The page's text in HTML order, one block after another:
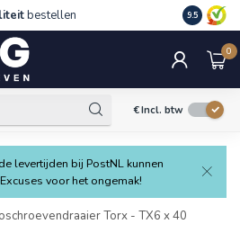
bestellen 9.5
0
€Incl. btw
levertijden bij PostNL kunnen
voor het ongemak!
Torx - TX6 x 40